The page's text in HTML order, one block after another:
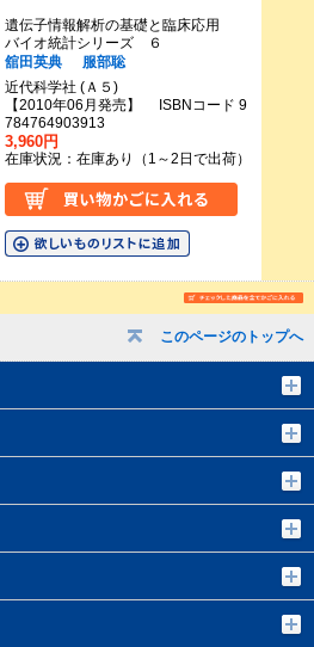
このページのトップへ
遺伝子情報解析の基礎と臨床応用
バイオ統計シリーズ ６
舘田英典
服部聡
近代科学社 (Ａ５)
【2010年06月発売】 ISBNコード 9
784764903913
3,960円
在庫状況：在庫あり（1～2日で出荷）